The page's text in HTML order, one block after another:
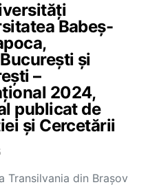
Babeș-
și
–
2024,
publicat de
și Cercetării
Transilvania din Brașov